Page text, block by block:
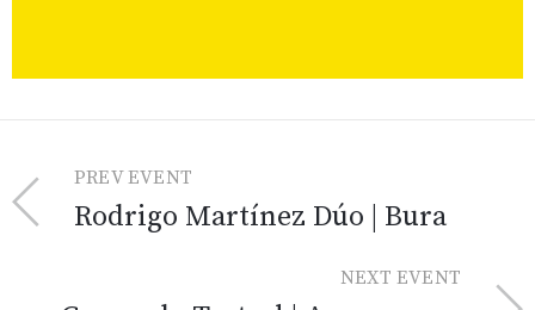
PREV EVENT
Rodrigo Martínez Dúo | Bura
NEXT EVENT